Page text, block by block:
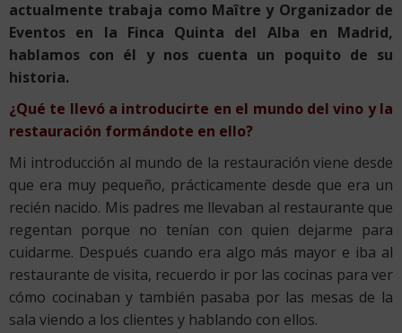
actualmente trabaja como Maître y Organizador de
Eventos en la Finca Quinta del Alba en Madrid,
hablamos con él y nos cuenta un poquito de su
historia.
¿Qué te llevó a introducirte en el mundo del vino y la
restauración formándote en ello?
Mi introducción al mundo de la restauración viene desde
que era muy pequeño, prácticamente desde que era un
recién nacido. Mis padres me llevaban al restaurante que
regentan porque no tenían con quien dejarme para
cuidarme. Después cuando era algo más mayor e iba al
restaurante de visita, recuerdo ir por las cocinas para ver
cómo cocinaban y también pasaba por las mesas de la
sala viendo a los clientes y hablando con ellos.